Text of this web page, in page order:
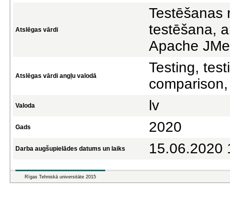
Atslēgas vārdi
Testēšanas
testēšana,
Apache
Atslēgas vārdi angļu valodā
Testing,
Valoda lv
Gads 2020
Darba augšupielādes datums un laiks 15.06.2020
Rīgas Tehniskā universitāte 2015